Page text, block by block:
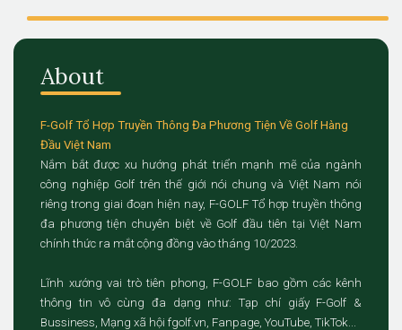
About
F-Golf Tổ Hợp Truyền Thông Đa Phương Tiện Về Golf Hàng
Đầu Việt Nam
Nắm bắt được xu hướng phát triển mạnh mẽ của ngành
công nghiệp Golf trên thế giới nói chung và Việt Nam nói
riêng trong giai đoạn hiện nay, F-GOLF Tổ hợp truyền thông
đa phương tiện chuyên biệt về Golf đầu tiên tại Việt Nam
chính thức ra mắt cộng đồng vào tháng 10/2023.
Lĩnh xướng vai trò tiên phong, F-GOLF bao gồm các kênh
thông tin vô cùng đa dạng như: Tạp chí giấy F-Golf &
Bussiness, Mạng xã hội fgolf.vn, Fanpage, YouTube, TikTok...